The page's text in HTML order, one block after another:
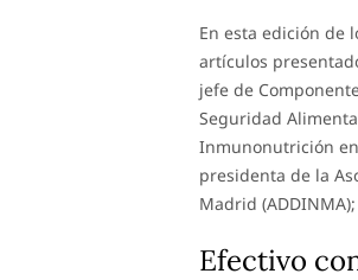
En esta edición de
artículos
jefe de
Seguridad
Inmunonutrición en
presidenta de la
Madrid
Efectivo